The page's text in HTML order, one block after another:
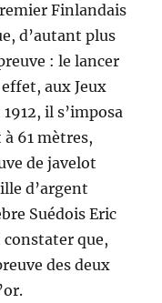
Finlandais
d’autant plus
: le lancer
aux Jeux
il s’imposa
61 mètres,
de javelot
d’argent
Suédois Eric
que,
des deux